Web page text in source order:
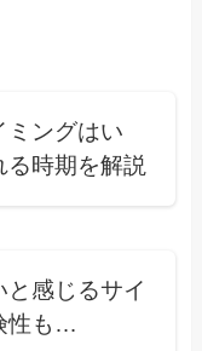
ミングはい
る時期を解説
感じるサイ
性も…